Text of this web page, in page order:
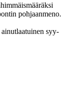
pohjaanmeno.
syy-